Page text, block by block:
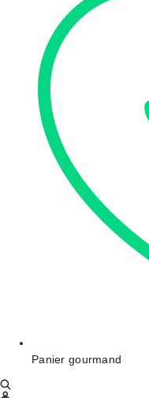
Panier gourmand